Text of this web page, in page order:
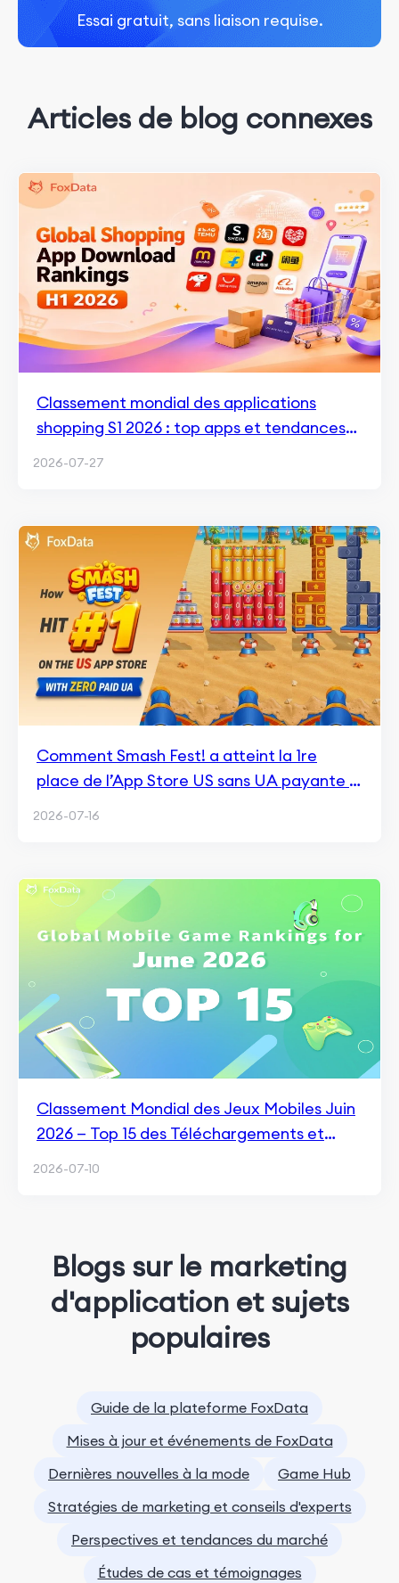
Essai gratuit, sans liaison requise.
Articles de blog connexes
Classement mondial des applications
shopping S1 2026 : top apps et tendances
2026-07-27
Comment Smash Fest! a atteint la 1re
place de l’App Store US sans UA payante —
2026-07-16
Classement Mondial des Jeux Mobiles Juin
2026 — Top 15 des Téléchargements et
2026-07-10
Blogs sur le marketing
d'application et sujets
populaires
Guide de la plateforme FoxData
Mises à jour et événements de FoxData
Dernières nouvelles à la mode
Game Hub
Stratégies de marketing et conseils d'experts
Perspectives et tendances du marché
Études de cas et témoignages